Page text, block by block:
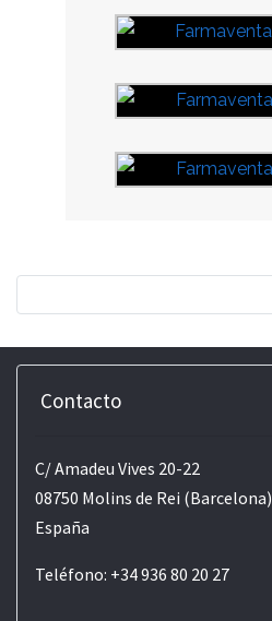
Contacto
C/ Amadeu Vives 20-22
08750 Molins de Rei (Barcelona)
España
Teléfono: +34 936 80 20 27